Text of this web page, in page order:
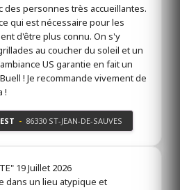
des personnes très accueillantes.
qui est nécessaire pour les
d'être plus connu. On s'y
au coucher du soleil et un
US garantie en fait un
! Je recommande vivement de
!
- 86330 ST-JEAN-DE-SAUVES
19 Juillet 2026
dans un lieu atypique et